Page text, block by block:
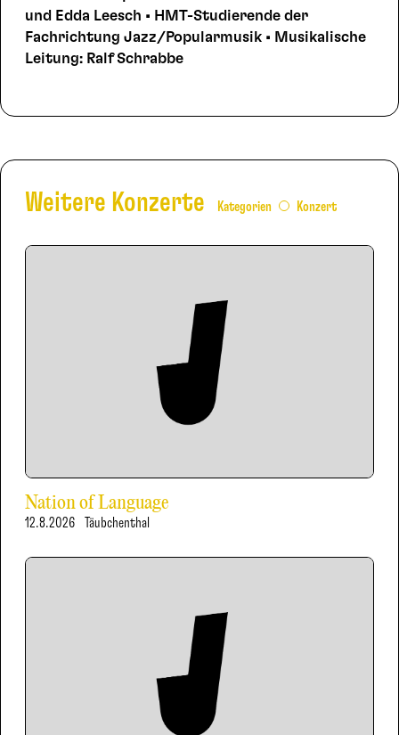
und Edda Leesch • HMT-Studierende der
Fachrichtung Jazz/Popularmusik • Musikalische
Leitung: Ralf Schrabbe
Weitere Konzerte Kategorien Konzert
Nation of Language
12.8.2026 Täubchenthal